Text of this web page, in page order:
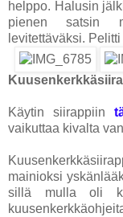
helppo. Halusin
pienen satsin
levitettäväksi.
Käytin siirappiin
vaikuttaa kivalta
mainioksi
sillä mulla oli